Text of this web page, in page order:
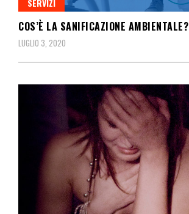
SERVIZI
COS’È LA SANIFICAZIONE AMBIENTALE?
LUGLIO 3, 2020